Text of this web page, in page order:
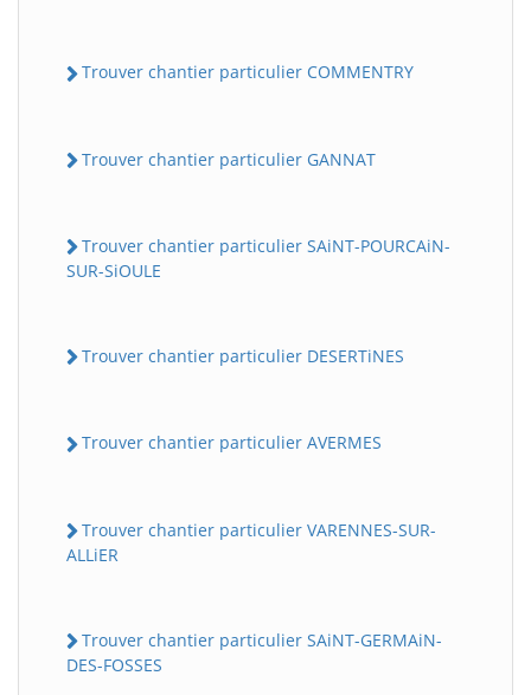
Trouver chantier particulier COMMENTRY
Trouver chantier particulier GANNAT
Trouver chantier particulier SAiNT-POURCAiN-
SUR-SiOULE
Trouver chantier particulier DESERTiNES
Trouver chantier particulier AVERMES
Trouver chantier particulier VARENNES-SUR-
ALLiER
Trouver chantier particulier SAiNT-GERMAiN-
DES-FOSSES